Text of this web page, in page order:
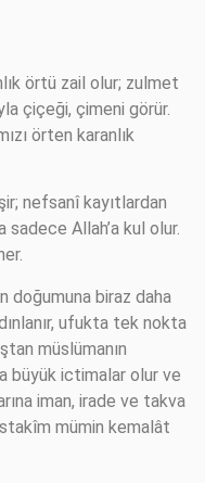
örtü zail olur; zulmet
çiçeği, çimeni görür.
örten karanlık
nefsanî kayıtlardan
sadece Allah’a kul olur.
doğumuna biraz daha
ufukta tek nokta
müslümanın
büyük ictimalar olur ve
iman, irade ve takva
mümin kemalât